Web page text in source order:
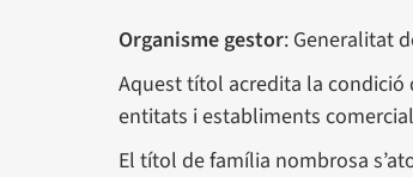
Organisme gestor: Generalitat
Aquest títol acredita la
entitats i establiments
El títol de família nombrosa